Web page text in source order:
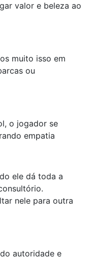
valor e beleza ao
muito isso em
ou
o jogador se
empatia
ele dá toda a
nele para outra
autoridade e